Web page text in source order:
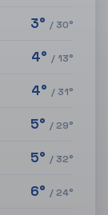
3° / 30°
4° / 13°
4° / 31°
5° /29°
5° / 32°
6° /24°